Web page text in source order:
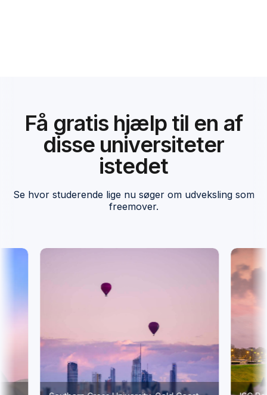
Få gratis hjælp til en af
disse universiteter
istedet
Se hvor studerende lige nu søger om udveksling som
freemover.